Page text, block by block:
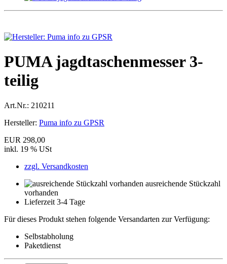
PUMA jagdtaschenmesser 3-
teilig
Art.Nr.: 210211
Hersteller: Puma info zu GPSR
EUR 298,00
inkl. 19 % USt
zzgl. Versandkosten
ausreichende Stückzahl
vorhanden
Lieferzeit 3-4 Tage
Für dieses Produkt stehen folgende Versandarten zur Verfügung:
Selbstabholung
Paketdienst